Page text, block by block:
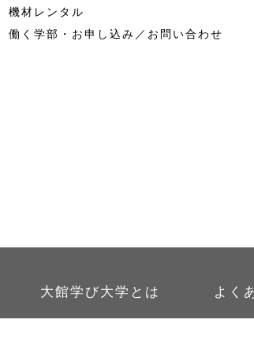
機材レンタル
働く学部・お申し込み／お問い合わせ
大館学び大学とは よく